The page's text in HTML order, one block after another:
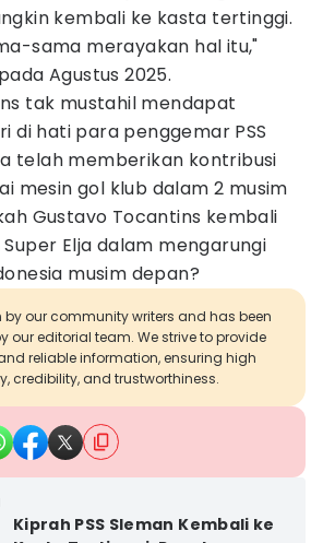
kembali ke kasta tertinggi.
sama merayakan hal itu,"
Agustus 2025.
tak mustahil mendapat
di hati para penggemar PSS
telah memberikan kontribusi
mesin gol klub dalam 2 musim
Gustavo Tocantins kembali
Elja dalam mengarungi
musim depan?
by our community writers and has been
our editorial team. We strive to provide
reliable information, ensuring high
credibility, and trustworthiness.
Kiprah PSS Sleman Kembali ke